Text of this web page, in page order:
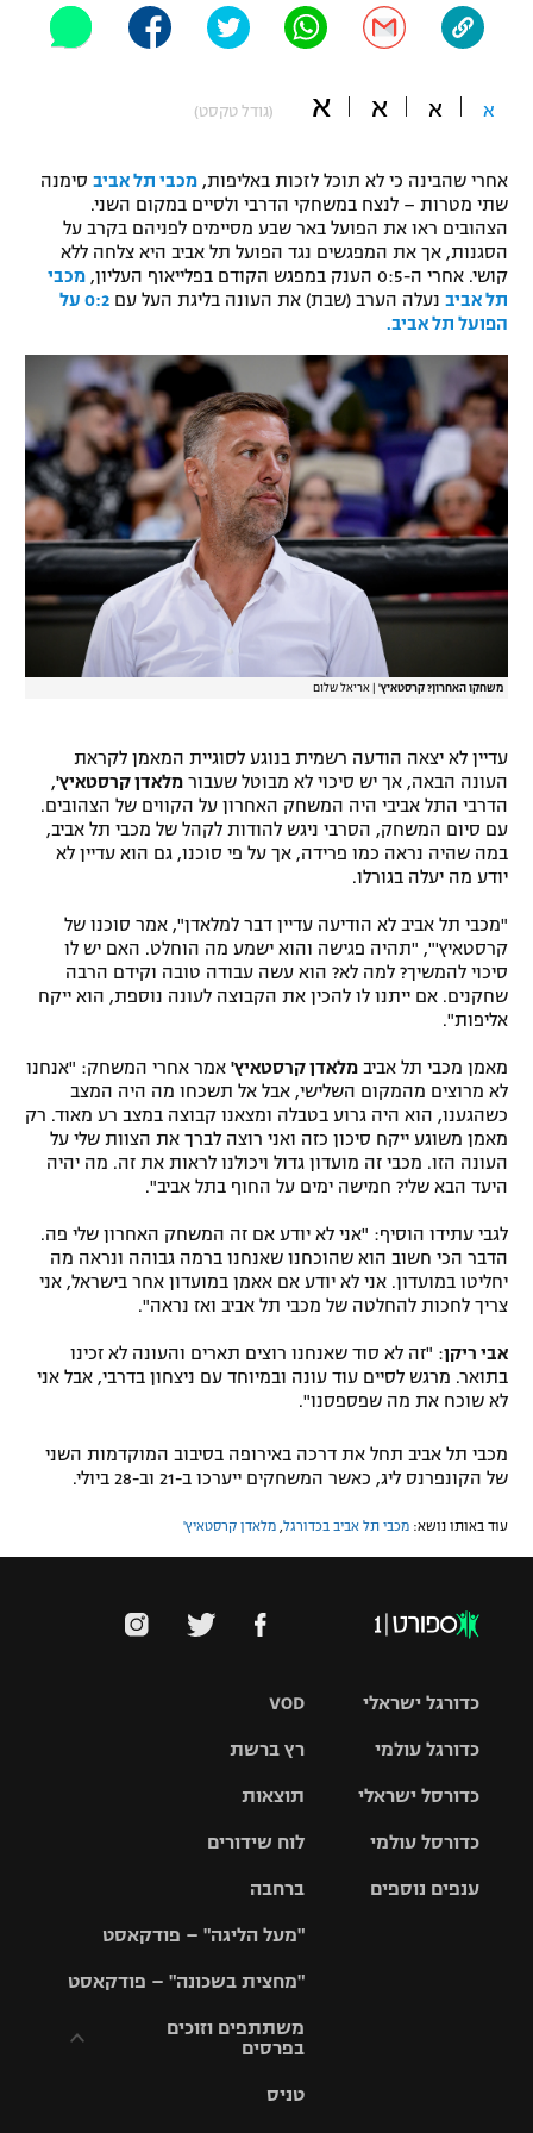
"מחצית בשכונה" – פודקאסט
משתתפים וזוכים בפרסים
תקנון משתתפים וזוכים בפרסים
תקנון עבור פעילות אלקטרה
תקנון עבור פעילות ספורט 1 – "מרלן"
טניס
גיימינג E-Sports
תנאי שימוש
מדיניות פרטיות
תקנון פעילות ספורט 1
רשיון להקרנה פומבית לבית עסק
הצטרפות לחבילת הערוצים
לוח דרושים – ג'ובנט
המגזין
אופניים
ספורט מוטורי
פוטבול אמריקאי NFL
בייסבול MLB
ספורט אתגרי ואקסטרים
אומנויות לחימה
גיימינג E-Sports
א א א א (גודל טקסט)
אחרי שהבינה כי לא תוכל לזכות באליפות, מכבי תל אביב סימנה
שתי מטרות – לנצח במשחקי הדרבי ולסיים במקום השני.
הצהובים ראו את הפועל באר שבע מסיימים לפניהם בקרב על
הסגנות, אך את המפגשים נגד הפועל תל אביב היא צלחה ללא
קושי. אחרי ה-0:5 הענק במפגש הקודם בפלייאוף העליון,
מכבי
תל אביב נעלה הערב (שבת) את העונה בליגת העל עם
0:2 על
הפועל תל אביב.
משחקו האחרון? קרסטאיץ' אריאל שלום
עדיין לא יצאה הודעה רשמית בנוגע לסוגיית המאמן לקראת
העונה הבאה, אך יש סיכוי לא מבוטל שעבור מלאדן קרסטאיץ',
הדרבי התל אביבי היה המשחק האחרון על הקווים של הצהובים.
עם סיום המשחק, הסרבי ניגש להודות לקהל של מכבי תל אביב,
במה שהיה נראה כמו פרידה, אך על פי סוכנו, גם הוא עדיין לא
יודע מה יעלה בגורלו.
"מכבי תל אביב לא הודיעה עדיין דבר למלאדן", אמר סוכנו של
קרסטאיץ'", "תהיה פגישה והוא ישמע מה הוחלט. האם יש לו
סיכוי להמשיך? למה לא? הוא עשה עבודה טובה וקידם הרבה
שחקנים. אם ייתנו לו להכין את הקבוצה לעונה נוספת, הוא ייקח
אליפות".
מאמן מכבי תל אביב מלאדן קרסטאיץ' אמר אחרי המשחק: "אנחנו
לא מרוצים מהמקום השלישי, אבל אל תשכחו מה היה המצב
כשהגענו, הוא היה גרוע בטבלה ומצאנו קבוצה במצב רע מאוד. רק
מאמן משוגע ייקח סיכון כזה ואני רוצה לברך את הצוות שלי על
העונה הזו. מכבי זה מועדון גדול ויכולנו לראות את זה. מה יהיה
היעד הבא שלי? חמישה ימים על החוף בתל אביב".
לגבי עתידו הוסיף: "אני לא יודע אם זה המשחק האחרון שלי פה.
הדבר הכי חשוב הוא שהוכחנו שאנחנו ברמה גבוהה ונראה מה
יחליטו במועדון. אני לא יודע אם אאמן במועדון אחר בישראל, אני
צריך לחכות להחלטה של מכבי תל אביב ואז נראה".
אבי ריקן: "זה לא סוד שאנחנו רוצים תארים והעונה לא זכינו
בתואר. מרגש לסיים עוד עונה ובמיוחד עם ניצחון בדרבי, אבל אני
לא שוכח את מה שפספסנו".
מכבי תל אביב תחל את דרכה באירופה בסיבוב המוקדמות השני
של הקונפרנס ליג, כאשר המשחקים ייערכו ב-21 וב-28 ביולי.
עוד באותו נושא: מכבי תל אביב בכדורגל מלאדן קרסטאיץ'
VOD
רץ ברשת
תוצאות
לוח שידורים
ברחבה
"מעל הליגה" – פודקאסט
"מחצית בשכונה" – פודקאסט
משתתפים וזוכים
בפרסים
טניס
כדורגל ישראלי
גביע הטוטו
כדורגל עולמי
האלופות
ליגה
כדורסל ישראלי
סל
כדורסל עולמי
ענפים נוספים